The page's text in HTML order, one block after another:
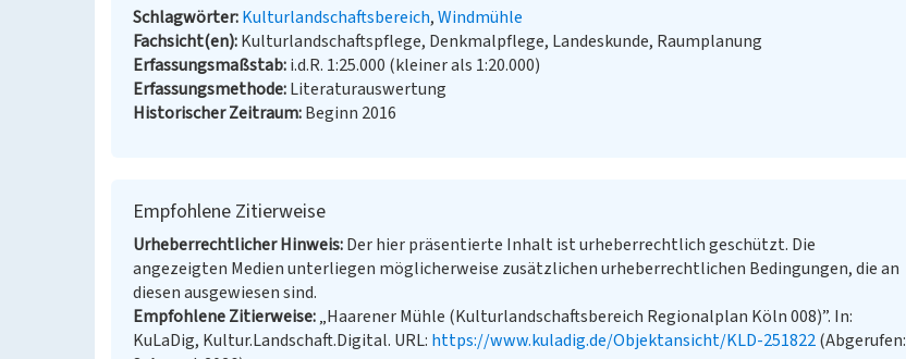
Schlagwörter Kulturlandschaftsbereich Windmühle
Fachsicht(en) Kulturlandschaftspflege, Denkmalpflege, Landeskunde, Raumplanung
Erfassungsmaßstab i.d.R. 1:25.000 (kleiner als 1:20.000)
Erfassungsmethode Literaturauswertung
Historischer Zeitraum Beginn 2016
Empfohlene Zitierweise
Urheberrechtlicher Hinweis Der hier präsentierte Inhalt ist urheberrechtlich geschützt. Die
angezeigten Medien unterliegen möglicherweise zusätzlichen urheberrechtlichen Bedingungen, die an
diesen ausgewiesen sind.
Empfohlene Zitierweise „Haarener Mühle (Kulturlandschaftsbereich Regionalplan Köln 008)”. In:
KuLaDig, Kultur.Landschaft.Digital. URL: https://www.kuladig.de/Objektansicht/KLD-251822(Abgerufen: